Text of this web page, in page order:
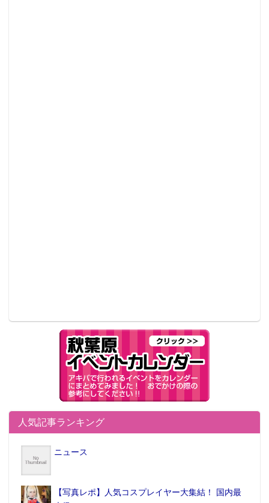
人気記事ランキング
ニュース
【写真レポ】人気コスプレイヤー大集結！ 国内最